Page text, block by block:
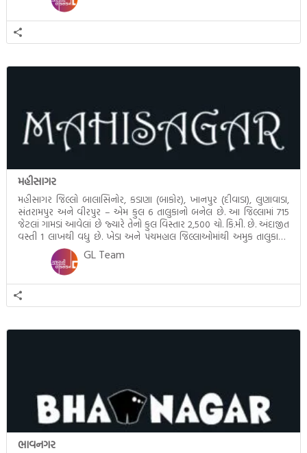
મહીસાગર
મહીસાગર જિલ્લો બાલાસિનોર, કડાણા (બાકોર), ખાનપુર (દીવાડા), લુણાવાડા,
સંતરામપુર અને વીરપુર – એમ કુલ 6 તાલુકાનો બનેલ છે. આ જિલ્લામાં 715
જેટલાં ગામડાં આવેલાં છે જ્યારે તેનો કુલ વિસ્તાર 2,500 ચો. કિ.મી. છે. અંદાજીત
વસ્તી 1 લાખથી વધુ છે. ખેડા અને પંચમહાલ જિલ્લાઓમાંથી અમુક તાલુકાઓ
લઈને આ નવા જિલ્લાની રચના કરવામાં આવેલ છે, જેનો સૌથી […]
GL Team
ભાવનગર